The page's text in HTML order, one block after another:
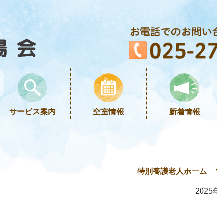
サービス案内 空室情報 新着情報
特別養護老人ホーム
2025